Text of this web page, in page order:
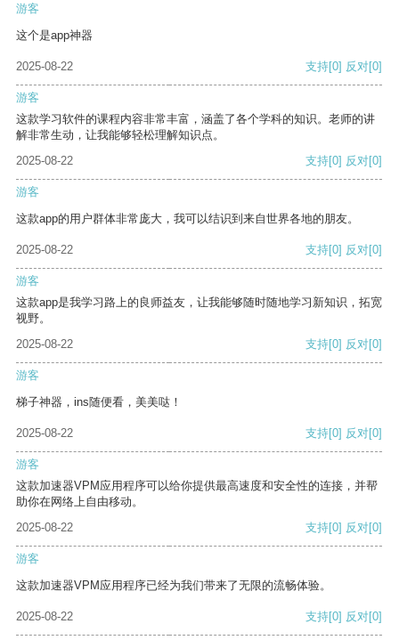
游客
这个是app神器
2025-08-22 支持[0] 反对[0]
游客
这款学习软件的课程内容非常丰富，涵盖了各个学科的知识。老师的讲
解非常生动，让我能够轻松理解知识点。
2025-08-22
支持[0] 反对[0]
游客
这款app的用户群体非常庞大，我可以结识到来自世界各地的朋友。
2025-08-22 支持[0] 反对[0]
游客
这款app是我学习路上的良师益友，让我能够随时随地学习新知识，拓宽
视野。
2025-08-22
支持[0] 反对[0]
游客
梯子神器，ins随便看，美美哒！
2025-08-22 支持[0] 反对[0]
游客
这款加速器VPM应用程序可以给你提供最高速度和安全性的连接，并帮
助你在网络上自由移动。
2025-08-22
支持[0] 反对[0]
游客
这款加速器VPM应用程序已经为我们带来了无限的流畅体验。
2025-08-22 支持[0] 反对[0]